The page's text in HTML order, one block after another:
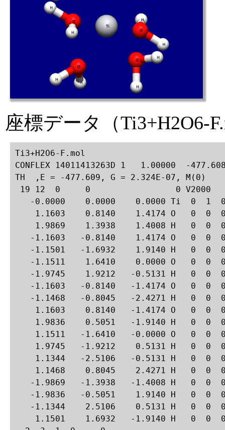
座標データ（Ti3+H2O6-
Ti3+H2O6-F.mol
CONFLEX 14011413263D 1   1.00000  -
TH  ,E = -477.609, G = 2.324E-07, M(0)
19 12  0     0                 0 V2000
-0.0000    0.0000    0.0000 Ti  0  1
1.1603    0.8140    1.4174 O   0  0
1.9869    1.3938    1.4008 H   0  0
-1.1603   -0.8140    1.4174 O   0  0
-1.1501   -1.6932    1.9140 H   0  0
-1.1511    1.6410    0.0000 O   0  0
-1.9745    1.9212   -0.5131 H   0  0
-1.1603   -0.8140   -1.4174 O   0  0
-1.1468   -0.8045   -2.4271 H   0  0
1.1603    0.8140   -1.4174 O   0  0
1.9836    0.5051   -1.9140 H   0  0
1.1511   -1.6410   -0.0000 O   0  0
1.9745   -1.9212    0.5131 H   0  0
1.1344   -2.5106   -0.5131 H   0  0
1.1468    0.8045    2.4271 H   0  0
-1.9869   -1.3938   -1.4008 H   0  0
-1.9836   -0.5051    1.9140 H   0  0
-1.1344    2.5106    0.5131 H   0  0
1.1501    1.6932   -1.9140 H   0  0